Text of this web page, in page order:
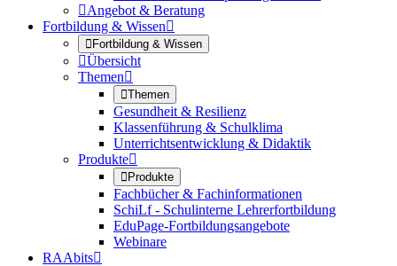
Angebot & Beratung
Fortbildung & Wissen
Fortbildung & Wissen
Übersicht
Themen
Themen
Gesundheit & Resilienz
Klassenführung & Schulklima
Unterrichtsentwicklung & Didaktik
Produkte
Produkte
Fachbücher & Fachinformationen
SchiLf - Schulinterne Lehrerfortbildung
EduPage-Fortbildungsangebote
Webinare
RAAbits